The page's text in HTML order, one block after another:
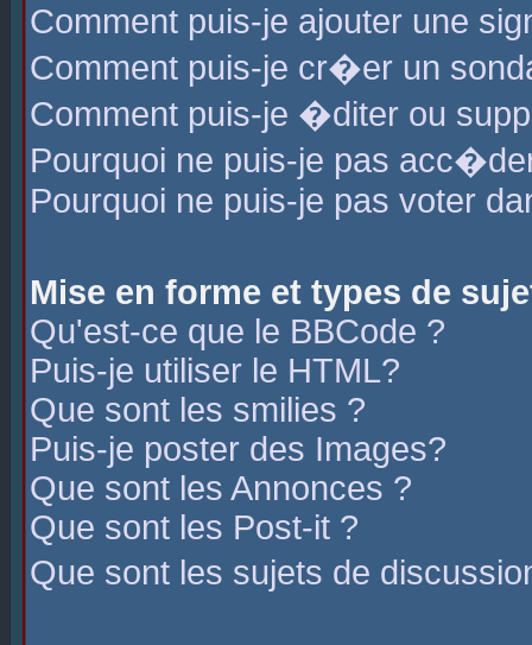
Comment puis-je ajouter une
Comment puis-je cr�er un
Comment puis-je �diter ou
Pourquoi ne puis-je pas
Pourquoi ne puis-je pas voter
Mise en forme et types de
Qu'est-ce que le BBCode ?
Puis-je utiliser le HTML?
Que sont les smilies ?
Puis-je poster des Images?
Que sont les Annonces ?
Que sont les Post-it ?
Que sont les sujets de